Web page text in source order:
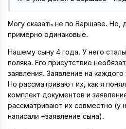
Могу сказать не по Варшаве. Но,
примерно одинаковые.
Нашему сыну 4 года. У него
поляка. Его присутствие
заявления. Заявление на
Но рассматривают их, как я
комплект документов и
рассматривают их совместно (у
написали +заявление сына).